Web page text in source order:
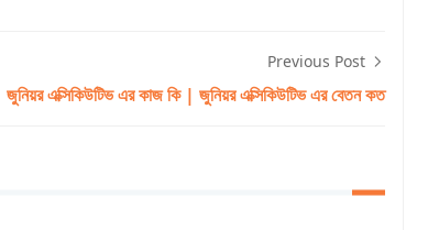
Previous Post
জুনিয়র এক্সিকিউটিভ এর কাজ কি | জুনিয়র এক্সিকিউটিভ এর বেতন কত